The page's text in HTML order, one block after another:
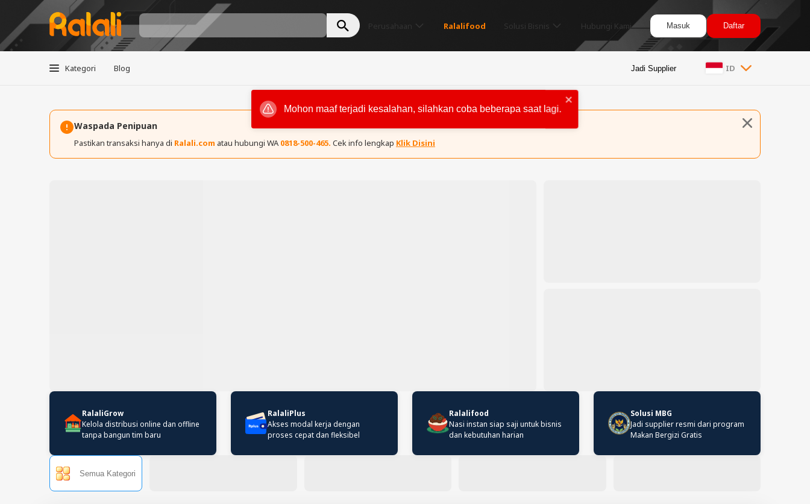
Perusahaan Ralalifood Solusi Bisnis Hubungi Kami Masuk Daftar
Kategori Blog Jadi Supplier ID
Waspada Penipuan
Pastikan transaksi hanya di Ralali.com atau hubungi WA 0818-500-465. Cek info lengkap Klik Disini
RalaliGrow
Kelola distribusi online dan offline
tanpa bangun tim baru
RalaliPlus
Akses modal kerja dengan
proses cepat dan fleksibel
Ralalifood
Nasi instan siap saji untuk bisnis
dan kebutuhan harian
Solusi MBG
Jadi supplier resmi dari program
Makan Bergizi Gratis
Semua Kategori